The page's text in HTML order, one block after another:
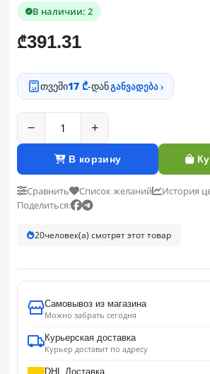
В наличии: 2
₾391.31
თვეში17 ₾-დანგანვადება ›
− +
В корзину
Сравнить Список желаний
История
Поделиться:
20человек(а) смотрят этот товар
Самовывоз из магазина
Можно забрать сегодня
Курьерская доставка
Курьер доставит по адресу
DHL Доставка